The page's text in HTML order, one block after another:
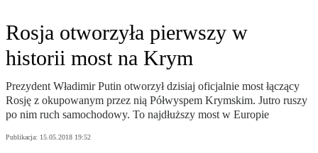
Rosja otworzyła pierwszy w
historii most na Krym
Prezydent Władimir Putin otworzył dzisiaj oficjalnie most łączący
Rosję z okupowanym przez nią Półwyspem Krymskim. Jutro ruszy
po nim ruch samochodowy. To najdłuższy most w Europie
Publikacja: 15.05.2018 19:52